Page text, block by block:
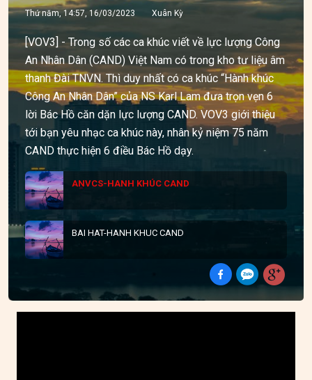
Thứ năm, 14:57, 16/03/2023 Xuân Kỳ
[VOV3] - Trong số các ca khúc viết về lực lượng Công
An Nhân Dân (CAND) Việt Nam có trong kho tư liệu âm
thanh Đài TNVN. Thì duy nhất có ca khúc “Hành khúc
Công An Nhân Dân” của NS Karl Lam đưa trọn vẹn 6
lời Bác Hồ căn dặn lực lượng CAND. VOV3 giới thiệu
tới bạn yêu nhạc ca khúc này, nhân kỷ niệm 75 năm
CAND thực hiện 6 điều Bác Hồ dạy.
ANVCS-HANH KHÚC CAND
BAI HAT-HANH KHUC CAND